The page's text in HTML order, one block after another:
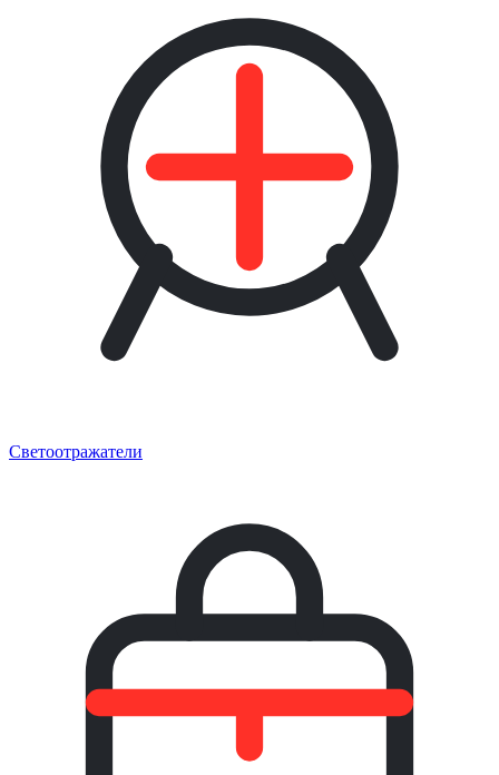
Светоотражатели